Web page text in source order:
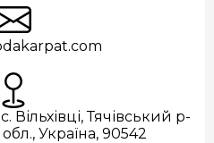
Вільхівці, Тячівський р-
Україна, 90542